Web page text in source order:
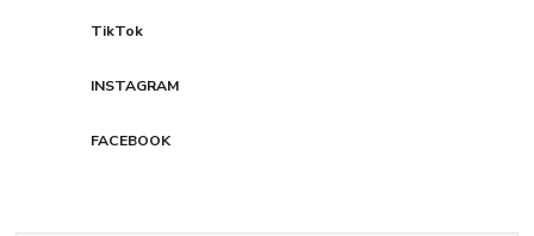
TikTok
INSTAGRAM
FACEBOOK